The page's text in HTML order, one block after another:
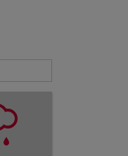
option Celsius